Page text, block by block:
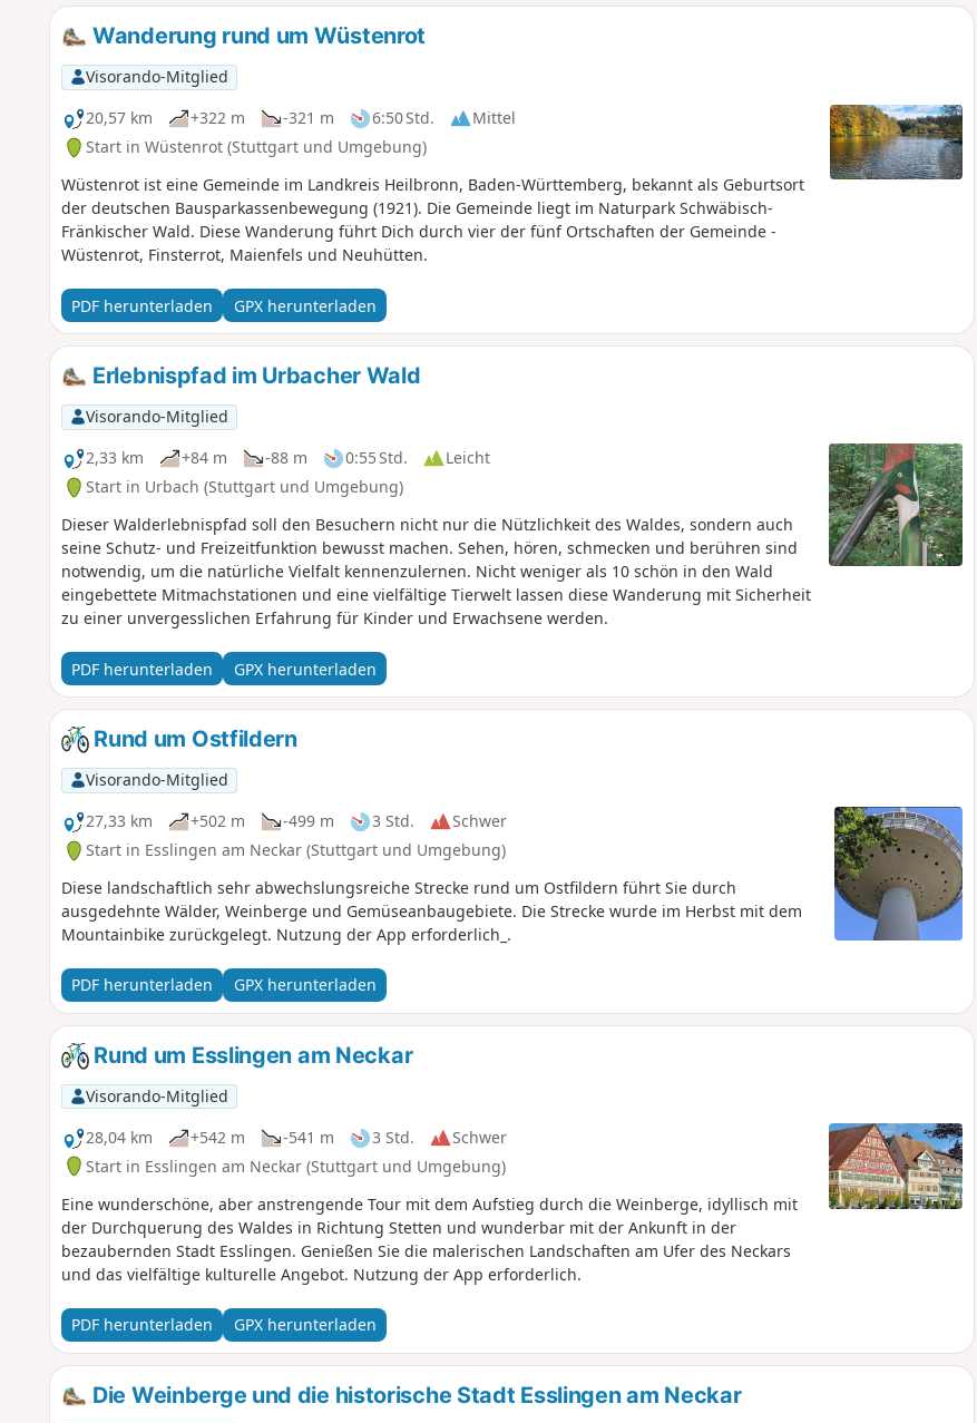
Wanderung rund um Wüstenrot
Visorando-Mitglied
20,57 km
+322 m -321 m 6:50 Std.
Mittel
Start in Wüstenrot (Stuttgart und Umgebung)
Wüstenrot ist eine Gemeinde im Landkreis Heilbronn, Baden-Württemberg, bekannt als Geburtsort
der deutschen Bausparkassenbewegung (1921). Die Gemeinde liegt im Naturpark Schwäbisch-
Fränkischer Wald. Diese Wanderung führt Dich durch vier der fünf Ortschaften der Gemeinde -
Wüstenrot, Finsterrot, Maienfels und Neuhütten.
PDF herunterladen GPX herunterladen
Erlebnispfad im Urbacher Wald
Visorando-Mitglied
2,33 km
+84 m -88 m 0:55 Std.
Leicht
Start in Urbach (Stuttgart und Umgebung)
Dieser Walderlebnispfad soll den Besuchern nicht nur die Nützlichkeit des Waldes, sondern auch
seine Schutz- und Freizeitfunktion bewusst machen. Sehen, hören, schmecken und berühren sind
notwendig, um die natürliche Vielfalt kennenzulernen. Nicht weniger als 10 schön in den Wald
eingebettete Mitmachstationen und eine vielfältige Tierwelt lassen diese Wanderung mit Sicherheit
zu einer unvergesslichen Erfahrung für Kinder und Erwachsene werden.
PDF herunterladen GPX herunterladen
Rund um Ostfildern
Visorando-Mitglied
27,33 km
+502 m -499 m 3 Std.
Schwer
Start in Esslingen am Neckar (Stuttgart und Umgebung)
Diese landschaftlich sehr abwechslungsreiche Strecke rund um Ostfildern führt Sie durch
ausgedehnte Wälder, Weinberge und Gemüseanbaugebiete. Die Strecke wurde im Herbst mit dem
Mountainbike zurückgelegt. Nutzung der App erforderlich_.
PDF herunterladen GPX herunterladen
Rund um Esslingen am Neckar
Visorando-Mitglied
28,04 km
+542 m -541 m 3 Std.
Schwer
Start in Esslingen am Neckar (Stuttgart und Umgebung)
Eine wunderschöne, aber anstrengende Tour mit dem Aufstieg durch die Weinberge, idyllisch mit
der Durchquerung des Waldes in Richtung Stetten und wunderbar mit der Ankunft in der
bezaubernden Stadt Esslingen. Genießen Sie die malerischen Landschaften am Ufer des Neckars
und das vielfältige kulturelle Angebot. Nutzung der App erforderlich.
PDF herunterladen GPX herunterladen
Die Weinberge und die historische Stadt Esslingen am Neckar